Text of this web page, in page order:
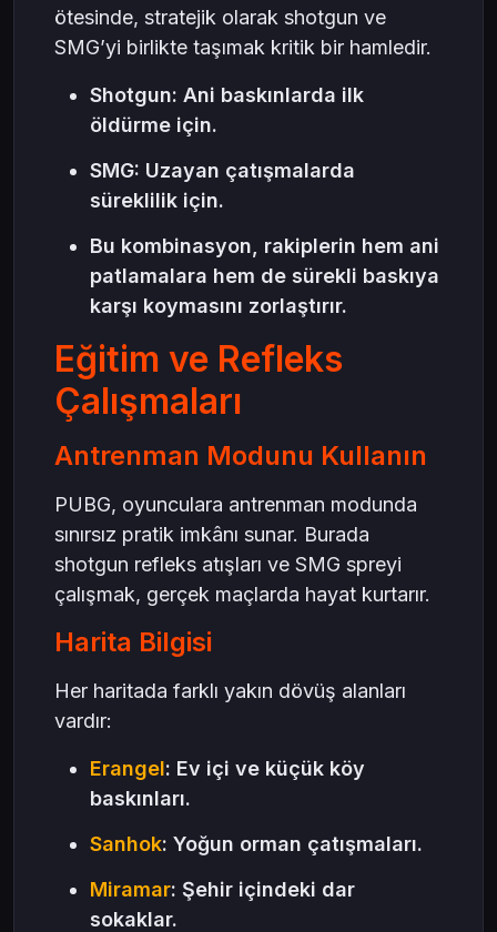
ötesinde, stratejik olarak shotgun ve
SMG’yi birlikte taşımak kritik bir hamledir.
Shotgun: Ani baskınlarda ilk
öldürme için.
SMG: Uzayan çatışmalarda
süreklilik için.
Bu kombinasyon, rakiplerin hem ani
patlamalara hem de sürekli baskıya
karşı koymasını zorlaştırır.
Eğitim ve Refleks
Çalışmaları
Antrenman Modunu Kullanın
PUBG, oyunculara antrenman modunda
sınırsız pratik imkânı sunar. Burada
shotgun refleks atışları ve SMG spreyi
çalışmak, gerçek maçlarda hayat kurtarır.
Harita Bilgisi
Her haritada farklı yakın dövüş alanları
vardır:
Erangel: Ev içi ve küçük köy
baskınları.
Sanhok: Yoğun orman çatışmaları.
Miramar: Şehir içindeki dar
sokaklar.